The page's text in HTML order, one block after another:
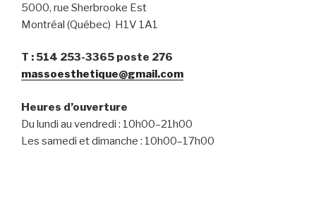
5000, rue Sherbrooke Est
Montréal (Québec) H1V 1A1
T : 514 253-3365 poste 276
massoesthetique@gmail.com
Heures d’ouverture
Du lundi au vendredi : 10h00–21h00
Les samedi et dimanche : 10h00–17h00